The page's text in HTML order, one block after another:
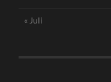
« Juli